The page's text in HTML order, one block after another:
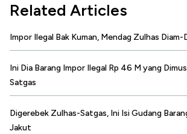
Related Articles
Impor Ilegal Bak Kuman, Mendag Zulhas Diam-
Ini Dia Barang Impor Ilegal Rp 46 M yang
Satgas
Digerebek Zulhas-Satgas, Ini Isi Gudang
Jakut